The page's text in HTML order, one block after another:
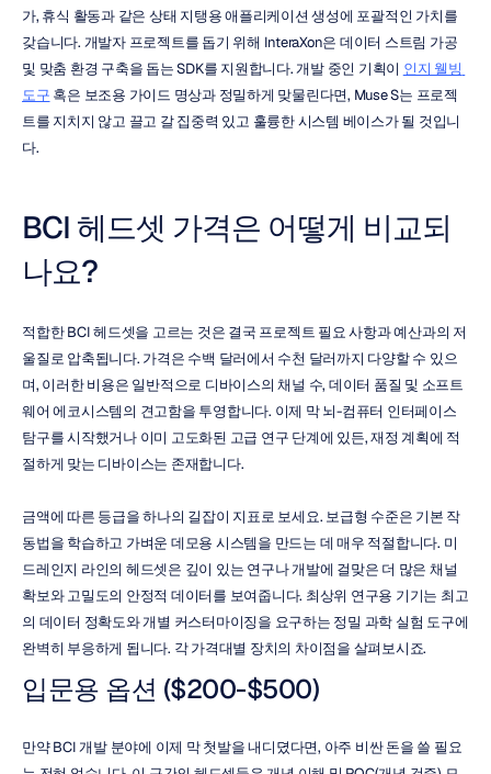
가, 휴식 활동과 같은 상태 지탱용 애플리케이션 생성에 포괄적인 가치를
갖습니다. 개발자 프로젝트를 돕기 위해 InteraXon은 데이터 스트림 가공
및 맞춤 환경 구축을 돕는 SDK를 지원합니다. 개발 중인 기획이 인지 웰빙
도구 혹은 보조용 가이드 명상과 정밀하게 맞물린다면, Muse S는 프로젝
트를 지치지 않고 끌고 갈 집중력 있고 훌륭한 시스템 베이스가 될 것입니
다.
BCI 헤드셋 가격은 어떻게 비교되
나요?
적합한 BCI 헤드셋을 고르는 것은 결국 프로젝트 필요 사항과 예산과의 저
울질로 압축됩니다. 가격은 수백 달러에서 수천 달러까지 다양할 수 있으
며, 이러한 비용은 일반적으로 디바이스의 채널 수, 데이터 품질 및 소프트
웨어 에코시스템의 견고함을 투영합니다. 이제 막 뇌-컴퓨터 인터페이스
탐구를 시작했거나 이미 고도화된 고급 연구 단계에 있든, 재정 계획에 적
절하게 맞는 디바이스는 존재합니다.
금액에 따른 등급을 하나의 길잡이 지표로 보세요. 보급형 수준은 기본 작
동법을 학습하고 가벼운 데모용 시스템을 만드는 데 매우 적절합니다. 미
드레인지 라인의 헤드셋은 깊이 있는 연구나 개발에 걸맞은 더 많은 채널
확보와 고밀도의 안정적 데이터를 보여줍니다. 최상위 연구용 기기는 최고
의 데이터 정확도와 개별 커스터마이징을 요구하는 정밀 과학 실험 도구에
완벽히 부응하게 됩니다. 각 가격대별 장치의 차이점을 살펴보시죠.
입문용 옵션 ($200-$500)
만약 BCI 개발 분야에 이제 막 첫발을 내디뎠다면, 아주 비싼 돈을 쓸 필요